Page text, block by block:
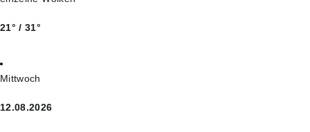
21° / 31°
Mittwoch
12.08.2026